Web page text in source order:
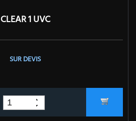
CLEAR 1 UVC
SUR DEVIS